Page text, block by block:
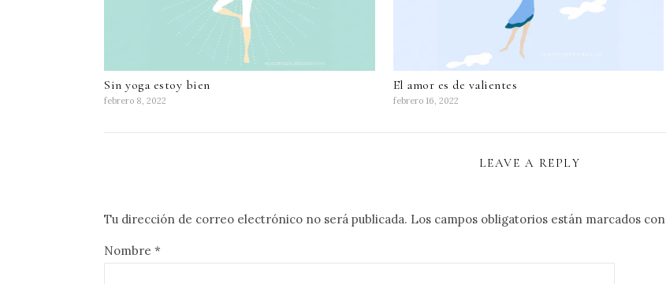
Sin yoga estoy bien
febrero 8, 2022
El amor es de valientes
febrero 16, 2022
LEAVE A REPLY
Tu dirección de correo electrónico no será publicada. Los campos obligatorios están marcados con
Nombre *